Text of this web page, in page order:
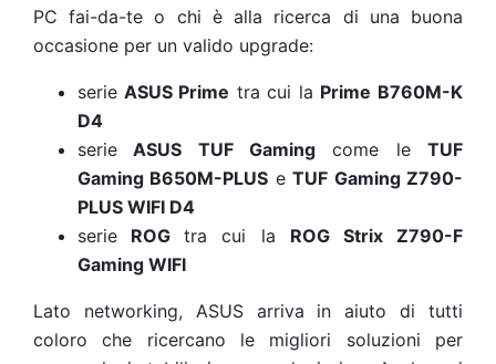
PC fai-da-te o chi è alla ricerca di una buona
occasione per un valido upgrade:
serie ASUS Prime tra cui la Prime B760M-K
D4
serie ASUS TUF Gaming come leTUF
Gaming B650M-PLUS eTUF Gaming Z790-
PLUS WIFI D4
serie
ROG tra cui la
ROG Strix Z790-F
Gaming WIFI
Lato networking, ASUS arriva in aiuto di tutti
coloro che ricercano le migliori soluzioni per